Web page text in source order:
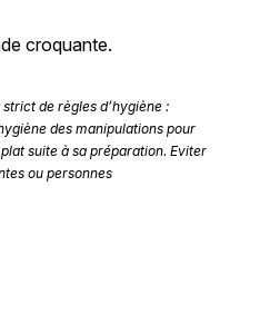
croquante.
de règles d’hygiène :
des manipulations pour
suite à sa préparation. Eviter
ou personnes